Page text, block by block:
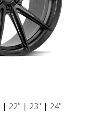
| 22" | 23" | 24"